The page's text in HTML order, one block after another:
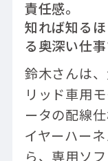
責任感。
知れば知る
る奥深い仕
鈴木さんは
リッド車用
ータの配線
イヤーハー
ら、専用ソ